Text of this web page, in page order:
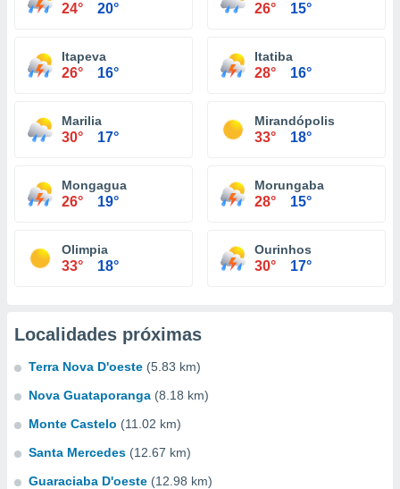
24° 20° 26° 15°
Itapeva
26° 16°
Itatiba
28° 16°
Marilia
30° 17°
Mirandópolis
33° 18°
Mongagua
26° 19°
Morungaba
28° 15°
Olimpia
33° 18°
Ourinhos
30° 17°
Localidades próximas
Terra Nova D'oeste (5.83 km)
Nova Guataporanga (8.18 km)
Monte Castelo (11.02 km)
Santa Mercedes (12.67 km)
Guaraciaba D'oeste (12.98 km)